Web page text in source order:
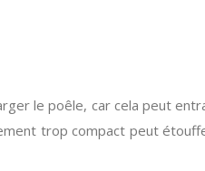
le poêle, car cela peut
trop compact peut